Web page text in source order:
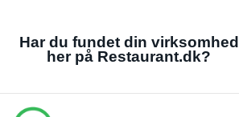
Har du fundet din virksomhed
her på Restaurant.dk?